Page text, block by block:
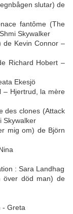
slutar) de
fantôme (The
Skywalker
de Kevin Connor –
Richard Hobert –
Ekesjö
– Hjertrud, la mère
des clones (Attack
Skywalker
mig om) de Björn
: Sara Landhag
över död man) de
- Greta